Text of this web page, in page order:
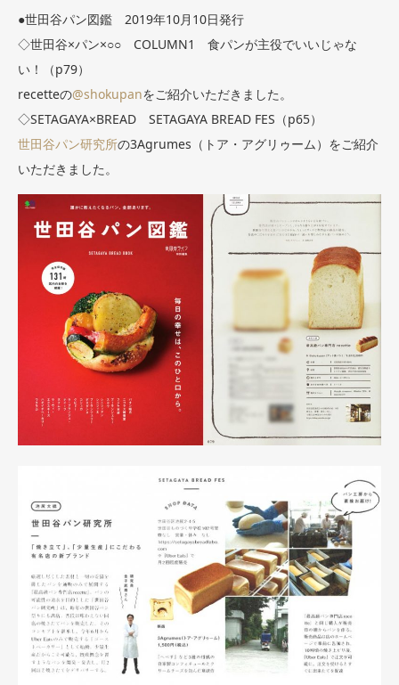
●世田谷パン図鑑 2019年10月10日発行
◇世田谷×パン×○○ COLUMN1 食パンが主役でいいじゃな
い！（p79）
recetteの@shokupanをご紹介いただきました。
◇SETAGAYA×BREAD SETAGAYA BREAD FES（p65）
世田谷パン研究所の3Agrumes（トア・アグリゥーム）をご紹介
いただきました。